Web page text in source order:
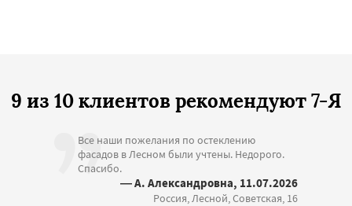
9 из 10 клиентов рекомендуют 7-Я
Все наши пожелания по остеклению
фасадов в Лесном были учтены. Недорого.
Спасибо.
— А. Александровна, 11.07.2026
Россия, Лесной, Советская, 16